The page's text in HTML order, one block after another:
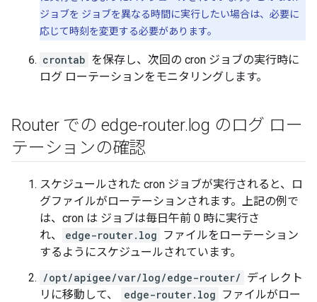
ジョブを ジョブを異なる時間に実行したい場合は、必要に
応じて時刻を変更する必要があります。
crontab を保存し、次回の cron ジョブの実行時に
ログ ローテーションをモニタリングします。
Router での edge-router. log のログ ロー
テーションの確認
スケジュールされた cron ジョブが実行されると、ロ
グファイルがローテーションされます。上記の例で
は、cron は ジョブは毎日午前 0 時に実行さ
れ、
edge-router.log ファイルをローテーション
するようにスケジュールされています。
/opt/apigee/var/log/edge-router/ ディレクト
リに移動して、
edge-router.log ファイルがロー